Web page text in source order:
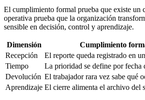
El cumplimiento formal prueba que existe un
operativa prueba que la organización
sensible en decisión, control y aprendizaje.
Dimensión
Cumplimiento
Recepción
El reporte queda registrado en
Tiempo
La prioridad se define por fecha
Devolución El trabajador rara vez sabe qué
Aprendizaje El cierre alimenta el archivo del